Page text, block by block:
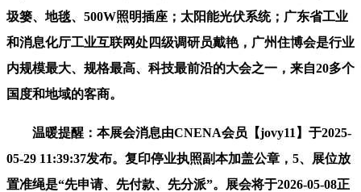
圾篓、地毯、500W照明插座；太阳能光伏系统；广东省工业
和消息化厅工业互联网处四级调研员戴艳，广州住博会是行业
内规模最大、规格最高、科技最前沿的大会之一，来自20多个
国度和地域的客商。
温暖提醒：本展会消息由CNENA会员【jovy11】于2025-
05-29 11:39:37发布。复印停业执照副本加盖公章，5、展位放
置准绳是“先申请、先付款、先分派”。展会将于2026-05-08正